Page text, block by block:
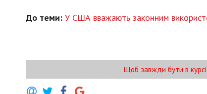
До теми: У США вважають законним
Щоб завжди бути в